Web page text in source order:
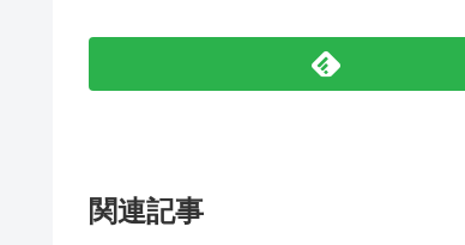
関連記事